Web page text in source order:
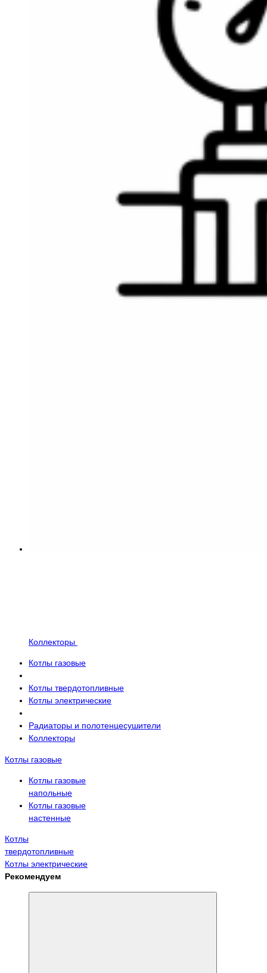
Коллекторы
Котлы газовые
Котлы твердотопливные
Котлы электрические
Радиаторы и полотенцесушители
Коллекторы
Котлы газовые
Котлы газовые
напольные
Котлы газовые
настенные
Котлы
твердотопливные
Котлы электрические
Рекомендуем